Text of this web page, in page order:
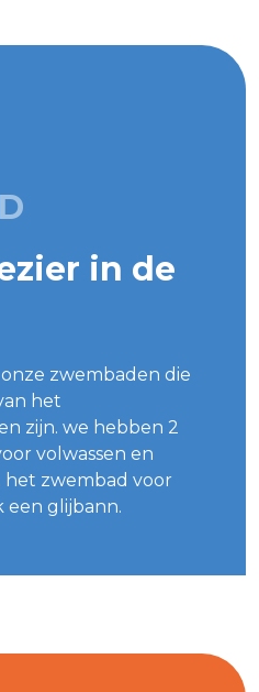
in de
zwembaden die
het
zijn. we hebben 2
volwassen en
het zwembad voor
een glijbann.